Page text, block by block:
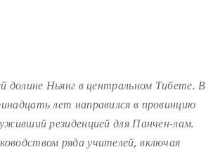
долине Ньянг в центральном Тибете. В
лет направился в провинцию
резиденцией для Панчен-лам.
ряда учителей, включая